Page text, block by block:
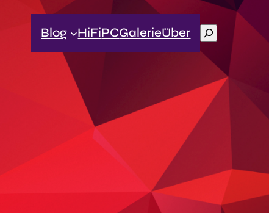
Blog HiFiPCGalerieÜber Suchen